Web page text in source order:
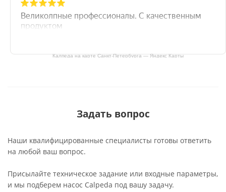
Калпеда на карте Санкт‑Петербурга — Яндекс Карты
Задать вопрос
Наши квалифицированные специалисты готовы ответить
на любой ваш вопрос.
Присылайте техническое задание или входные параметры,
и мы подберем насос Calpeda под вашу задачу.